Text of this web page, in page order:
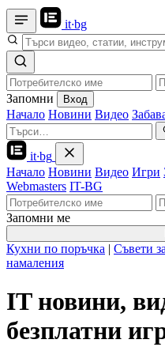
it·bg
Запомни Вход
Начало Новини Видео
it·bg
Начало Новини Видео Игри
Webmasters IT-BG
Запомни ме
Кухни по поръчка | Съвети
намаления
IT новини,
безплатни